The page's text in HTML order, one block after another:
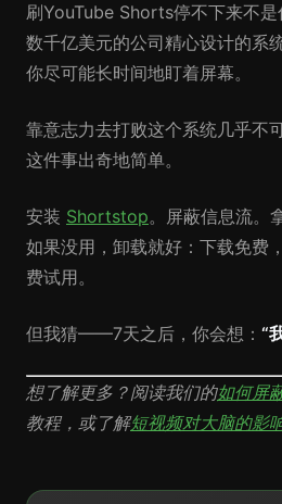
刷YouTube Shorts停不下来不
数千亿美元的公司精心设计的系
你尽可能长时间地盯着屏幕。
靠意志力去打败这个系统几乎不
这件事出奇地简单。
安装 Shortstop。屏蔽信息流。
如果没用，卸载就好：下载免费
费试用。
但我猜——7天之后，你会想： “
想了解更多？阅读我们的如何屏
教程，或了解短视频对大脑的影